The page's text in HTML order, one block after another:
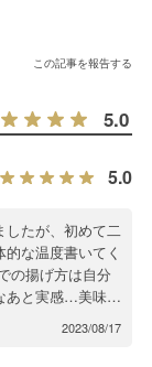
この記事を報告する
5.0
5.0
したが、初めて二
な温度書いてく
の揚げ方は自分
あと実感…美味し
2023/08/17